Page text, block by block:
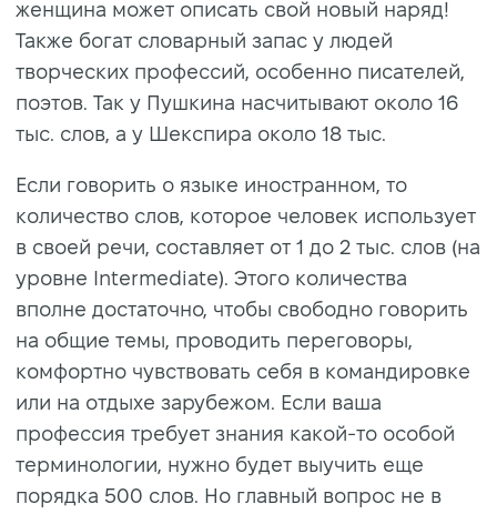
женщина может описать свой новый наряд!
Также богат словарный запас у людей
творческих профессий, особенно писателей,
поэтов. Так у Пушкина насчитывают около 16
тыс. слов, а у Шекспира около 18 тыс.
Если говорить о языке иностранном, то
количество слов, которое человек использует
в своей речи, составляет от 1 до 2 тыс. слов (на
уровне Intermediate). Этого количества
вполне достаточно, чтобы свободно говорить
на общие темы, проводить переговоры,
комфортно чувствовать себя в командировке
или на отдыхе зарубежом. Если ваша
профессия требует знания какой-то особой
терминологии, нужно будет выучить еще
порядка 500 слов. Но главный вопрос не в